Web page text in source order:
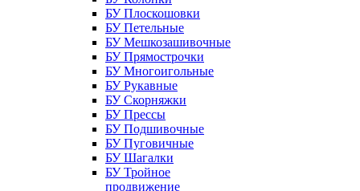
БУ Плоскошовки
БУ Петельные
БУ Мешкозашивочные
БУ Прямострочки
БУ Многоигольные
БУ Рукавные
БУ Скорняжки
БУ Прессы
БУ Подшивочные
БУ Пуговичные
БУ Шагалки
БУ Тройное
продвижение